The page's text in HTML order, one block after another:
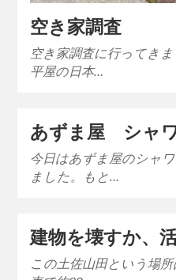
空き家調査
空き家調査に行ってき
平屋の日本…
あずま屋 シャ
今日はあずま屋のシャ
ました。もと…
建物を壊すか、
この土佐山田という場